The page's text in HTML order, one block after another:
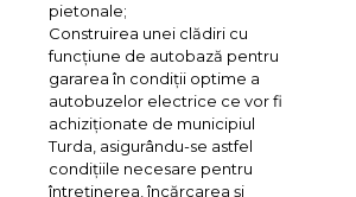
pietonale;
Construirea unei clădiri cu
funcțiune de autobază pentru
gararea în condiții optime a
autobuzelor electrice ce vor fi
achiziționate de municipiul
Turda, asigurându-se astfel
condițiile necesare pentru
întreținerea, încărcarea și